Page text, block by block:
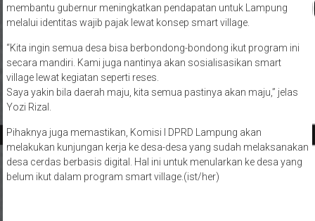
membantu gubernur meningkatkan pendapatan untuk Lampung
melalui identitas wajib pajak lewat konsep smart village.
“Kita ingin semua desa bisa berbondong-bondong ikut program ini
secara mandiri. Kami juga nantinya akan sosialisasikan smart
village lewat kegiatan seperti reses.
Saya yakin bila daerah maju, kita semua pastinya akan maju,” jelas
Yozi Rizal.
Pihaknya juga memastikan, Komisi I DPRD Lampung akan
melakukan kunjungan kerja ke desa-desa yang sudah melaksanakan
desa cerdas berbasis digital. Hal ini untuk menularkan ke desa yang
belum ikut dalam program smart village.(ist/her)